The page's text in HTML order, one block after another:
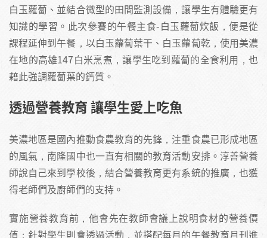
白玉蘿蔔、並結合微型的田間監測設備，讓學生有體驗更有
知識的學習。此次參賽的午餐主食-白玉蘿蔔炊飯，便是從
課程延伸到午餐，以白玉蘿蔔葉干、白玉蘿蔔乾，使用美濃
在地的高雄147白米烹煮，讓學生吃到蘿蔔的全食利用，也
藉此強調蘿蔔葉的鈣質。
透過營養教育讓學生愛上吃魚
美濃地區是國內推動食農教育的先鋒，注重食農已形成地區
的風氣，南隆國中也一直有相關的教育活動安排。淳善營養
師說自己來到學校後，結合營養教育更有系統的推廣，也獲
得老師們及廚師們的支持。
實施營養教育前，他會先在教師會議上說明食材的營養價
值；針對學生則會透過活動，並搭配每月的午餐教育月刊進